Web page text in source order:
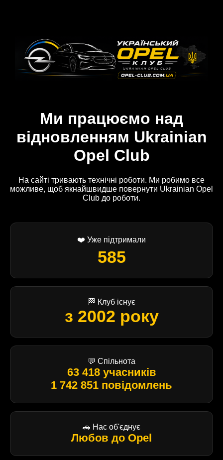
Ми працюємо над
відновленням Ukrainian
Opel Club
На сайті тривають технічні роботи. Ми робимо все
можливе, щоб якнайшвидше повернути Ukrainian Opel
Club до роботи.
❤️ Уже підтримали
585
🏁 Клуб існує
з 2002 року
💬 Спільнота
63 418 учасників
1 742 851 повідомлень
🚗 Нас об'єднує
Любов до Opel